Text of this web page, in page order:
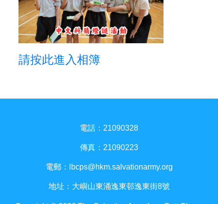
請按此進入相簿
電話：21090328
傳真：21090223
電郵： lbcps@hkm.salvationarmy.org
地址：大嶼山東涌逸東邨逸東街8號